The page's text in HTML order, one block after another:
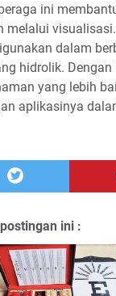
ini
melalui
dalam
hidrolik.
yang lebih
aplikasinya
ini :